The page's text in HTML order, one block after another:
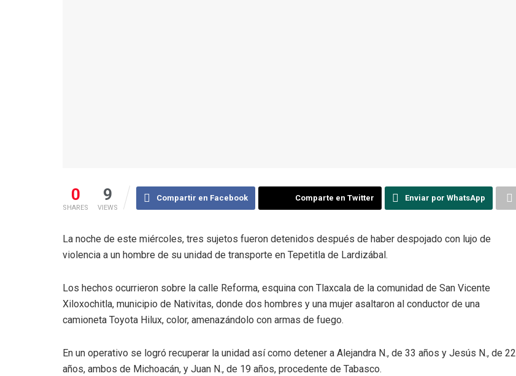
0
SHARES
9
VIEWS
Compartir en Facebook Comparte en Twitter Enviar por WhatsApp
La noche de este miércoles, tres sujetos fueron detenidos después de haber despojado con lujo de
violencia a un hombre de su unidad de transporte en Tepetitla de Lardizábal.
Los hechos ocurrieron sobre la calle Reforma, esquina con Tlaxcala de la comunidad de San Vicente
Xiloxochitla, municipio de Nativitas, donde dos hombres y una mujer asaltaron al conductor de una
camioneta Toyota Hilux, color, amenazándolo con armas de fuego.
En un operativo se logró recuperar la unidad así como detener a Alejandra N., de 33 años y Jesús N., de 22
años, ambos de Michoacán, y Juan N., de 19 años, procedente de Tabasco.